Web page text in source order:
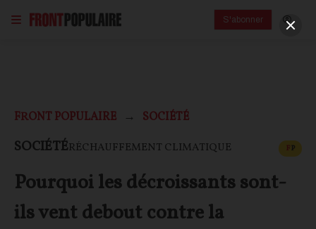
S'abonner
FRONT POPULAIRE SOCIÉTÉ
SOCIÉTÉRÉCHAUFFEMENT CLIMATIQUE FP
Pourquoi les décroissants sont-
ils vent debout contre la